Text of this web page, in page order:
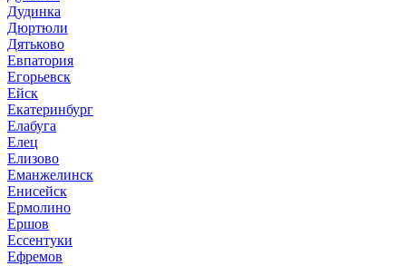
Дудинка
Дюртюли
Дятьково
Евпатория
Егорьевск
Ейск
Екатеринбург
Елабуга
Елец
Елизово
Еманжелинск
Енисейск
Ермолино
Ершов
Ессентуки
Ефремов